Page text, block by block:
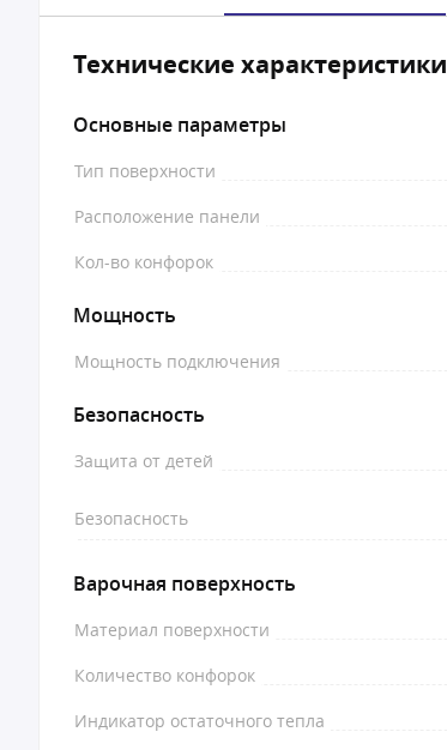
Технические характеристики
Основные параметры
Тип поверхности
Расположение панели
Кол-во конфорок
Мощность
Мощность подключения
Безопасность
Защита от детей
Безопасность
Варочная поверхность
Материал поверхности
Количество конфорок
Индикатор остаточного тепла